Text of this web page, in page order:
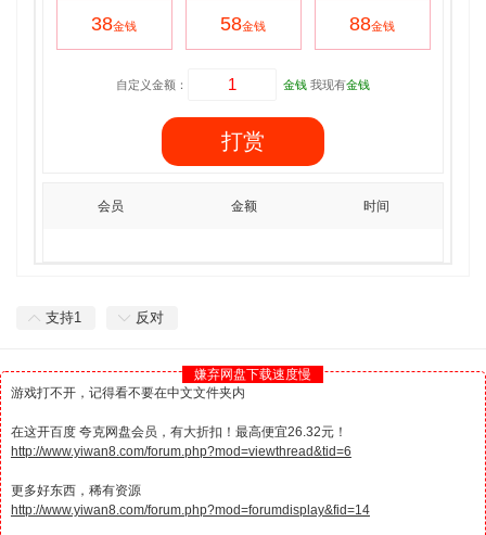
38金钱 58金钱 88金钱
自定义金额： 金钱 我现有金钱
打赏
会员 金额 时间
支持1 反对
嫌弃网盘下载速度慢
游戏打不开，记得看不要在中文文件夹内
在这开百度 夸克网盘会员，有大折扣！最高便宜26.32元！
http://www.yiwan8.com/forum.php?mod=viewthread&tid=6
更多好东西，稀有资源
http://www.yiwan8.com/forum.php?mod=forumdisplay&fid=14